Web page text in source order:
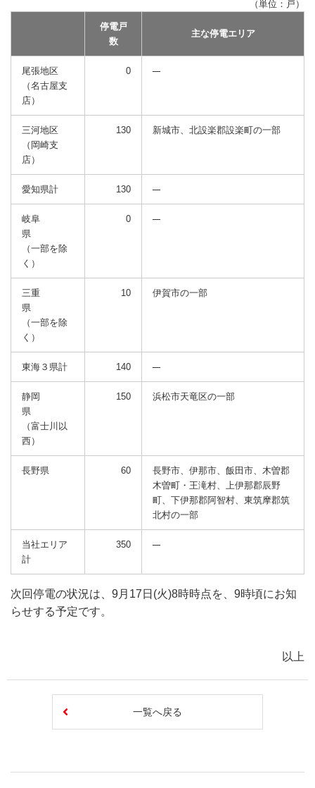
（単位：戸）
停電戸
数
主な停電エリア
尾張地区
（名古屋支
店）
0
三河地区
（岡崎支
店）
130 新城市、北設楽郡設楽町の一部
愛知県計 130
岐阜
県
（一部を除
く）
0
三重
県
（一部を除
く）
10 伊賀市の一部
東海３県計 140
静岡
県
（富士川以
西）
150 浜松市天竜区の一部
長野県 60
長野市、伊那市、飯田市、木曽郡
木曽町・王滝村、上伊那郡辰野
町、下伊那郡阿智村、東筑摩郡筑
北村の一部
当社エリア
計
350
次回停電の状況は、9月17日(火)8時時点を、9時頃にお知
らせする予定です。
以上
一覧へ戻る